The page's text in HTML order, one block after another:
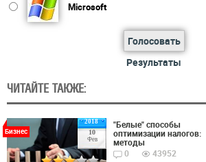
Microsoft
Голосовать
Результаты
ЧИТАЙТЕ ТАКЖЕ:
2018
10
Фев
Бизнес
"Белые" способы
оптимизации налогов:
методы
0
43952